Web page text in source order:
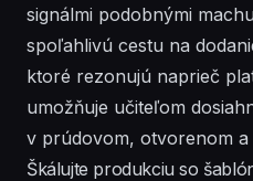
signálmi podobnými
spoľahlivú cestu na
ktoré rezonujú naprieč
umožňuje učiteľom
v prúdovom, otvorenom a
Škálujte produkciu so